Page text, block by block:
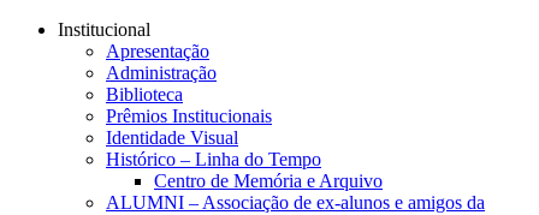
Conteúdo principal
Institucional
Apresentação
Administração
Biblioteca
Prêmios Institucionais
Identidade Visual
Histórico – Linha do Tempo
Centro de Memória e Arquivo
ALUMNI – Associação de ex-alunos e amigos da